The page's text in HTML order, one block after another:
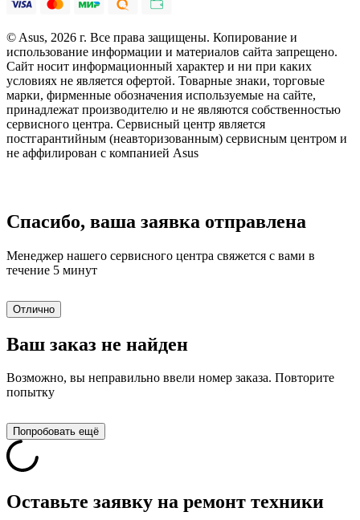
© Asus, 2026 г. Все права защищены. Копирование и
использование информации и материалов сайта запрещено.
Сайт носит информационный характер и ни при каких
условиях не является офертой. Товарные знаки, торговые
марки, фирменные обозначения используемые на сайте,
принадлежат производителю и не являются собственностью
сервисного центра. Сервисный центр является
постгарантийным (неавторизованным) сервисным центром и
не аффилирован с компанией Asus
Спасибо, ваша заявка отправлена
Менеджер нашего сервисного центра свяжется с вами в
течение 5 минут
Отлично
Ваш заказ не найден
Возможно, вы неправильно ввели номер заказа. Повторите
попытку
Попробовать ещё
Оставьте заявку на ремонт техники